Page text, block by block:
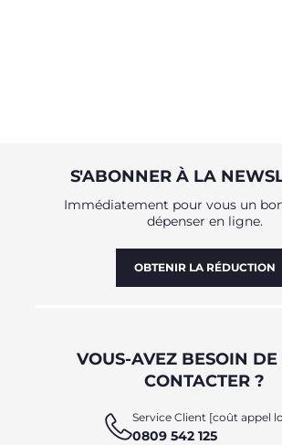
S'ABONNER À LA
Immédiatement pour vous un
dépenser en ligne.
OBTENIR LA RÉDUCTION
VOUS-AVEZ BESOIN DE
CONTACTER ?
Service Client [coût appel
0809 542 125